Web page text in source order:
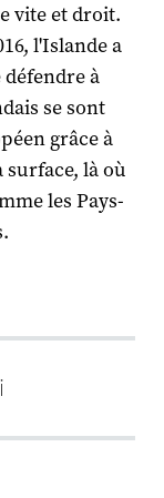
vite et droit.
l'Islande a
à
se sont
grâce à
là où
les Pays-